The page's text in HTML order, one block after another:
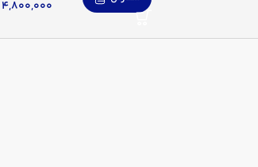
4,800,000